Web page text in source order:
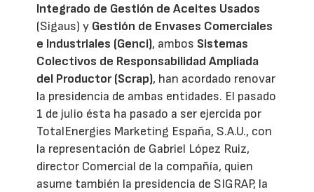
Integrado de Gestión de Aceites Usados
(Sigaus) y Gestión de Envases Comerciales
e Industriales (Genci), ambos Sistemas
Colectivos de Responsabilidad Ampliada
del Productor (Scrap), han acordado renovar
la presidencia de ambas entidades. El pasado
1 de julio ésta ha pasado a ser ejercida por
TotalEnergies Marketing España, S.A.U., con
la representación de Gabriel López Ruiz,
director Comercial de la compañía, quien
asume también la presidencia de SIGRAP, la